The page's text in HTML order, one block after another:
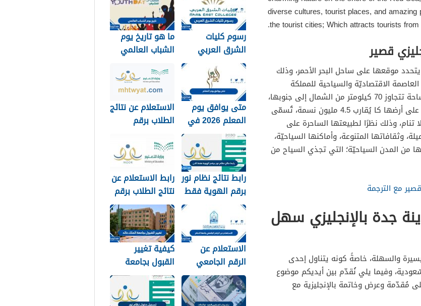
diverse cultures, tourist places, and
the tourist cities; Which attracts tourists
قصير
موقعها على ساحل البحر الأحمر، وذلك
الاقتصاديّة والسياحية للمملكة
العربية السّعوديّة، وتتربع هذه المدينة على مساحة تتجاوز 70 كيلومتر من الشمال إلى جنوبها،
وقرابة 50 كيلومترًا من الجهة الشرقيّة، ويعيش على أرضها كا يُقارب 4.5 مليون نسمة، تُسمّى
تنام، وذلك نظرًا لطبيعتها الساحرة على
وثقافاتها المتنوعة، وأماكنها السياحيّة،
من المدن السياحيّة؛ التي تجذي السياح من
مع الترجمة
جدة بالإنجليزي سهل
والسهلة، خاصةً كونه يتناول إحدى
وفيما يلي نُقدّم بين أيديكم موضوع
مُقدّمة وعرض وخاتمة بالإنجليزية مع
1448
1448
رسوم كليات
الشرق العربي
1448 وكيفية
تسديد الرسوم
ما هو تاريخ يوم
الشباب العالمي
متى يوافق يوم
المعلم 2026 في
جميع الدول
العربية
الاستعلام عن نتائج
الطلاب برقم
نظام نور
noor.moe.gov.sa
رابط نتائج نظام نور
برقم الهوية فقط
الان 1448
رابط الاستعلام عن
نتائج الطلاب برقم
الهوية 1448 عبر
نظام نور
noor.moe.gov.sa
الاستعلام عن
الرقم الجامعي
جامعة الامام
1448
كيفية تغيير
القبول بجامعة
الملك خالد 1448